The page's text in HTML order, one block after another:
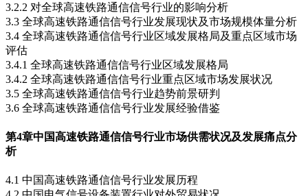
3.2.2 对全球高速铁路通信信号行业的影响分析
3.3 全球高速铁路通信信号行业发展现状及市场规模体量分析
3.4 全球高速铁路通信信号行业区域发展格局及重点区域市场
评估
3.4.1 全球高速铁路通信信号行业区域发展格局
3.4.2 全球高速铁路通信信号行业重点区域市场发展状况
3.5 全球高速铁路通信信号行业趋势前景研判
3.6 全球高速铁路通信信号行业发展经验借鉴
第4章中国高速铁路通信信号行业市场供需状况及发展痛点分
析
4.1 中国高速铁路通信信号行业发展历程